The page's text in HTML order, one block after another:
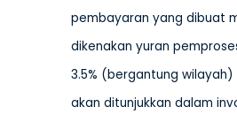
pembayaran yang dibuat
dikenakan yuran
3.5% (bergantung
akan ditunjukkan dalam